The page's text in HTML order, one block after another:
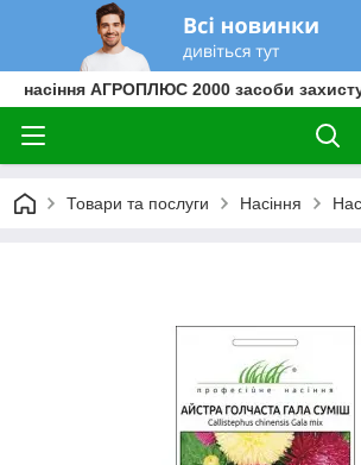
насіння АГРОПЛЮС 2000 засоби
Товари та послуги Насіння